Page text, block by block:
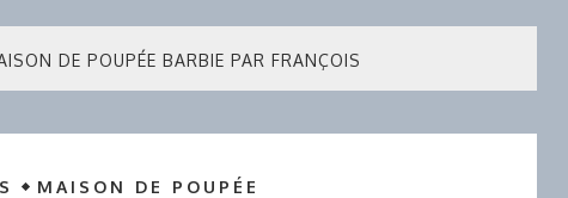
DE POUPÉE BARBIE PAR FRANÇOIS
MAISON DE POUPÉE